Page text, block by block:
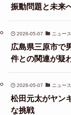
振動問題と未来
2026-05-07 ニュース
広島県三原市で
件との関連が疑
2026-05-07 ニュース
松田元太がヤン
な挑戦